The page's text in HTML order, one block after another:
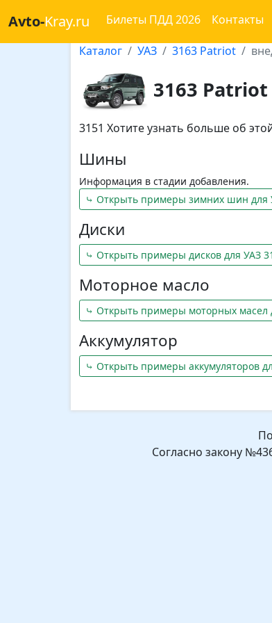
Avto-Kray.ru Билеты ПДД 2026 Контакты
Каталог УАЗ 3163 Patriot
3163
3151 Хотите узнать больше об
Шины
Информация в стадии добавления.
⤷ Открыть примеры зимних шин для
Диски
⤷ Открыть примеры дисков для УАЗ
Моторное масло
⤷ Открыть примеры моторных масел
Аккумулятор
⤷ Открыть примеры аккумуляторов
Согласно закону